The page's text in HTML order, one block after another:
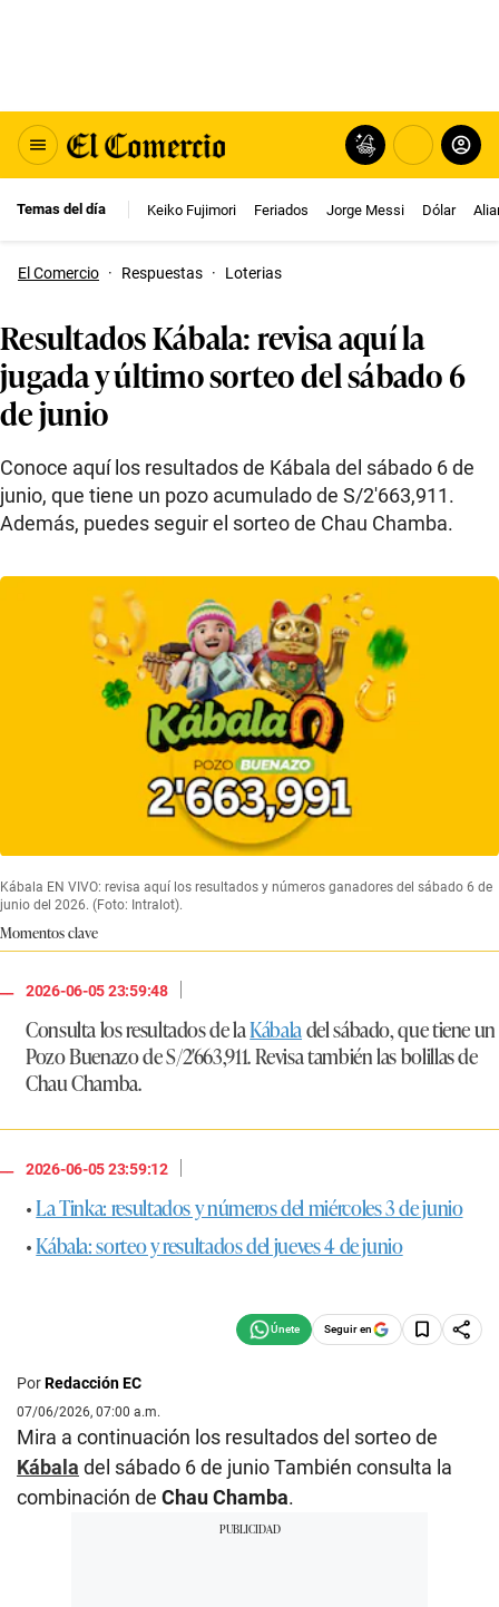
Temas del día Keiko Fujimori Feriados Jorge Messi Dólar
El Comercio · Respuestas · Loterias
Resultados Kábala: revisa aquí la
jugada y último sorteo del sábado 6
de junio
Conoce aquí los resultados de Kábala del sábado 6 de
junio, que tiene un pozo acumulado de S/2′663,911.
Además, puedes seguir el sorteo de Chau Chamba.
Kábala EN VIVO: revisa aquí los resultados y números ganadores del sábado 6 de
junio del 2026. (Foto: Intralot).
Momentos clave
2026-06-05 23:59:48
|
Consulta los resultados de laKábaladel sábado, que tiene un
Pozo Buenazo de S/2′663,911. Revisa también las bolillas de
Chau Chamba.
2026-06-05 23:59:12
|
•La Tinka: resultados y números del miércoles 3 de junio
•Kábala: sorteo y resultados del jueves 4 de junio
Seguir en
PorRedacción EC
07/06/2026, 07:00 a.m.
Mira a continuación los resultados del sorteo de
Kábala del sábado 6 de junio También consulta la
combinación de Chau Chamba.